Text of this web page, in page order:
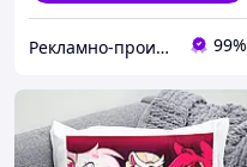
Рекламно-производственная компания "Илюзион" 99%